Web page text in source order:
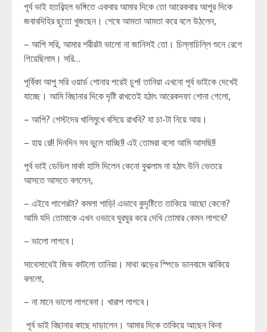
পূর্ব ভাই হতবিব্হল ভঙ্গিতে একবার আমার দিকে তো আরেকবার আপুর দিকে
জবাবদিহির ছুতো খুজছেন। শেষে আমতা আমতা করে বলে উঠলেন,
– আপি সরি, আমার শরীরটা ভালো না জানিসই তো। চিল্লাচিল্লি শুনে রেগে
গিয়েছিলাম। সরি…
পূর্বিকা আপু সরি ওয়ার্ড শোনার পরেই চুপ! তানিয়া এখনো পূর্ব ভাইকে দেখেই
যাচ্ছে। আমি বিছানার দিকে দৃষ্টি রাখতেই হঠাৎ আরেকদফা শোনা গেলো,
– আপি? গেস্টদের খালিমুখে বসিয়ে রাখবি? যা চা-টা নিয়ে আয়।
– হায় রে!! দিনদিন সব ভুলে যাচ্ছি!! এই তোমরা বসো আমি আসছি!!
পূর্ব ভাই ডেভিল মার্কা হাসি দিলেন কেনো বুঝলাম না হঠাৎ উনি ভেতরে
আসতে আসতে বললেন,
– এইযে পাশেরটা? কমলা শাড়ি! এভাবে কুদৃষ্টিতে তাকিয়ে আছো কেনো?
আমি যদি তোমাকে এখন ওভাবে ঘুরঘুর করে দেখি তোমার কেমন লাগবে?
– ভালো লাগবে।
সাথেসাথেই জিভ কাটলো তানিয়া। মাথা ঝড়ের স্পিডে ডানবামে ঝাকিয়ে
বললো,
– না মানে ভালো লাগবেনা। খারাপ লাগবে।
পূর্ব ভাই বিছানার কাছে দাড়ালেন। আমার দিকে তাকিয়ে আছেন কিনা